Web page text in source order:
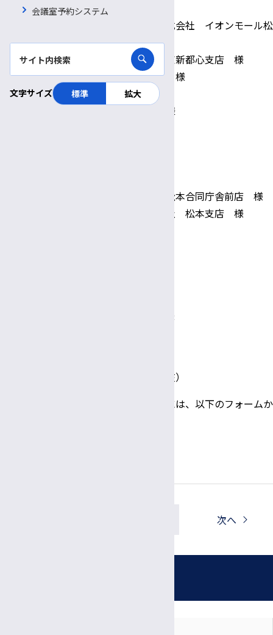
・小松 雅彦 様
・スターバックスコーヒージャパン株式会社 イオンモール松
本店 様
・東京海上日動火災保険株式会社 東京新都心支店 様
・東洋羽毛工業株式会社 長野営業所 様
・戸田建設株式会社 名古屋支店 様
・日清医療食品株式会社 中部支店 様
・ベーカリーレストランサンマルク 松本合同庁舎前店 様
・北陸コカ・コーラボトリング株式会社 松本支店 様
・ユニチカトレーディング株式会社 様
（五十音順／２０２１年１０月７日現在）
なお、当院にご支援をいただける場合には、以下のフォームか
次へ
会議室予約システム
文字サイズ 標準 拡大